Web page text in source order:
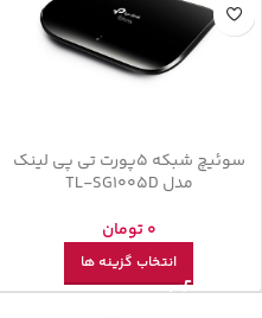
سوئیچ شبکه 5پورت تی پی لینک
مدل TL-SG1005D
0تومان
انتخاب گزینه ها